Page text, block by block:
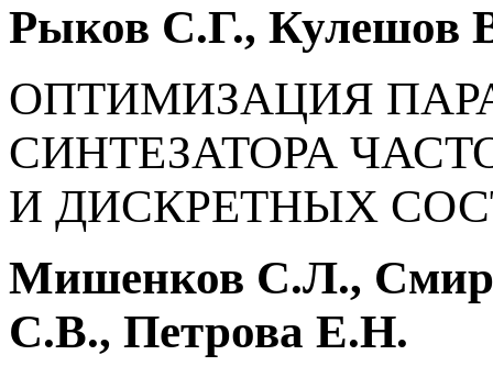
Рыков С.Г., Кулешов
ОПТИМИЗАЦИЯ
СИНТЕЗАТОРА
И ДИСКРЕТНЫХ
Мишенков С.Л.,
С.В., Петрова Е.Н.